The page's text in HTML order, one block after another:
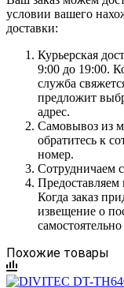
условии вашего
доставки:
Курьерская
9:00 до 19:00.
служба
предложит
адрес.
Самовывоз из
обратитесь к
номер.
Сотрудничаем
Предоставляем
Когда заказ
извещение о
Похожие товары